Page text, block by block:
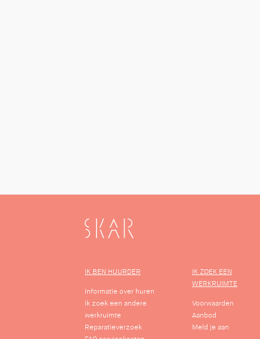
SKAR
IK BEN HUURDER
Informatie over huren
Ik zoek een andere
werkruimte
Reparatieverzoek
IK ZOEK EEN
WERKRUIMTE
Voorwaarden
Aanbod
Meld je aan